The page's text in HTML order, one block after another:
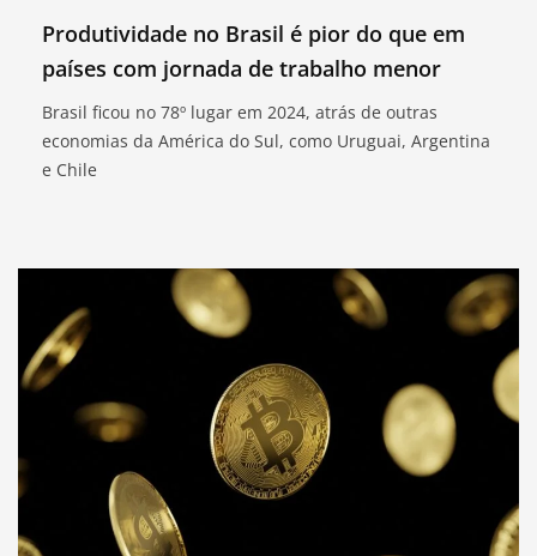
Produtividade no Brasil é pior do que em
países com jornada de trabalho menor
Brasil ficou no 78º lugar em 2024, atrás de outras
economias da América do Sul, como Uruguai, Argentina
e Chile